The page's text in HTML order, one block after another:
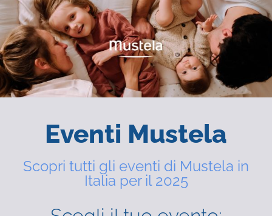
Eventi Mustela
Scopri tutti gli eventi di Mustela in
Italia per il 2025